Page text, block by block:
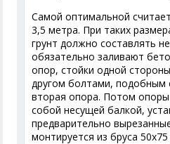
Самой оптимальной
3,5 метра. При таких
грунт должно составлять
обязательно заливают
опор, стойки одной
другом болтами, подобным
вторая опора. Потом
собой несущей балкой,
предварительно
монтируется из бруса